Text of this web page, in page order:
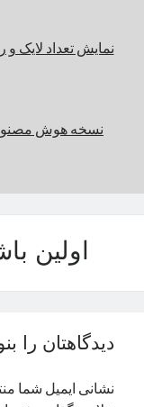
نمایش تعداد
نسخه هوش
اولین
دیدگاهتان را
نشانی ایمیل شما